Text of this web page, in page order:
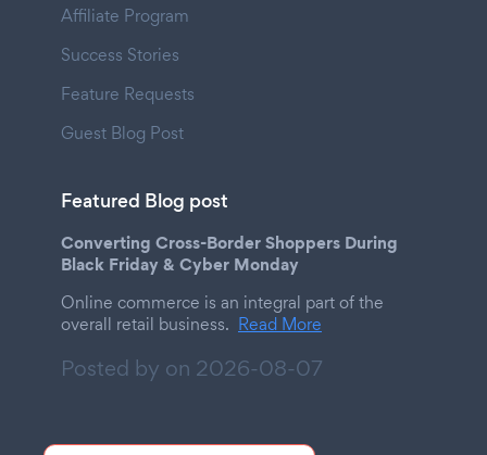
Affiliate Program
Success Stories
Feature Requests
Guest Blog Post
Featured Blog post
Converting Cross-Border Shoppers During
Black Friday & Cyber Monday
Online commerce is an integral part of the
overall retail business. Read More
Posted by on 2026-08-07